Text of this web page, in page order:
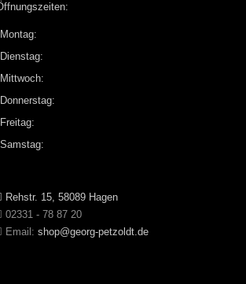
Montag:
Dienstag:
Mittwoch:
Donnerstag:
Freitag:
Samstag:
Rehstr. 15, 58089 Hagen
02331 - 78 87 20
Email: shop@georg-petzoldt.de